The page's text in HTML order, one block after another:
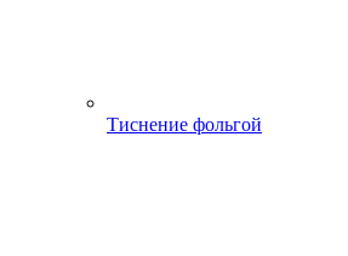
Тиснение фольгой